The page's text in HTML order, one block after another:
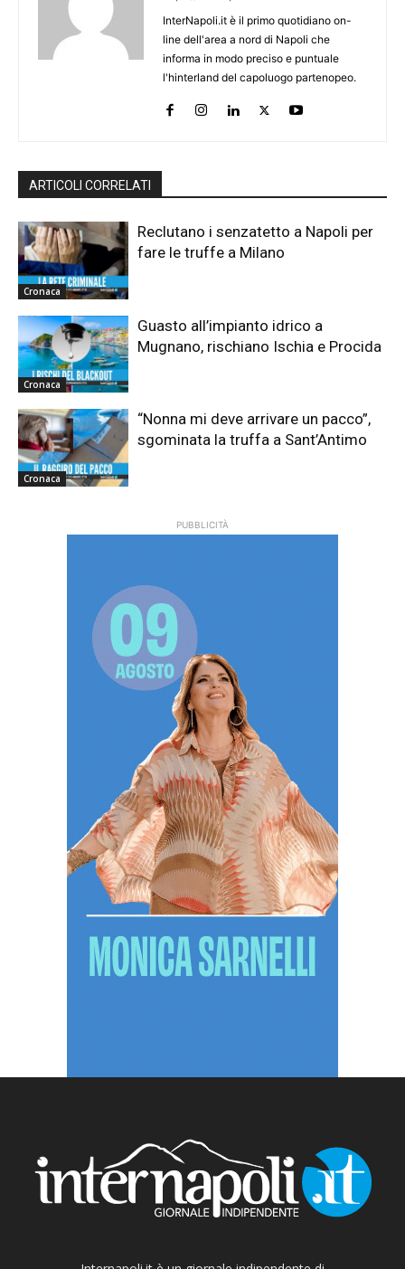
InterNapoli.it è il primo quotidiano on-
line dell'area a nord di Napoli che
informa in modo preciso e puntuale
l'hinterland del capoluogo partenopeo.
ARTICOLI CORRELATI
Cronaca
Reclutano i senzatetto a Napoli per
fare le truffe a Milano
Cronaca
Guasto all’impianto idrico a
Mugnano, rischiano Ischia e Procida
Cronaca
“Nonna mi deve arrivare un pacco”,
sgominata la truffa a Sant’Antimo
PUBBLICITÀ